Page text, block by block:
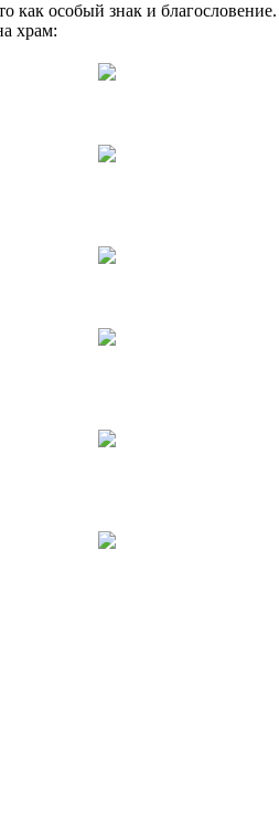
особый знак и благословение.
храм: